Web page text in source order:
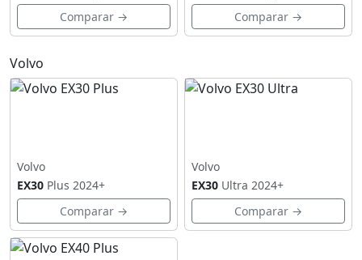
Comparar →
Comparar →
Volvo
Volvo
EX30 Plus 2024+
Comparar →
Volvo
EX30 Ultra 2024+
Comparar →